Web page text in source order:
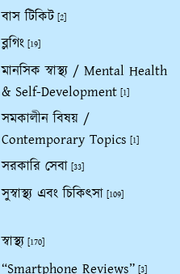
বাস টিকিট [2]
ব্লগিং [19]
মানসিক স্বাস্থ্য / Mental Health
& Self-Development [1]
সমকালীন বিষয় /
Contemporary Topics [1]
সরকারি সেবা [33]
সুস্বাস্থ্য এবং চিকিৎসা [109]
স্বাস্থ্য [170]
“Smartphone Reviews” [3]